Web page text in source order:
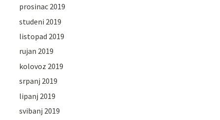
prosinac 2019
studeni 2019
listopad 2019
rujan 2019
kolovoz 2019
srpanj 2019
lipanj 2019
svibanj 2019